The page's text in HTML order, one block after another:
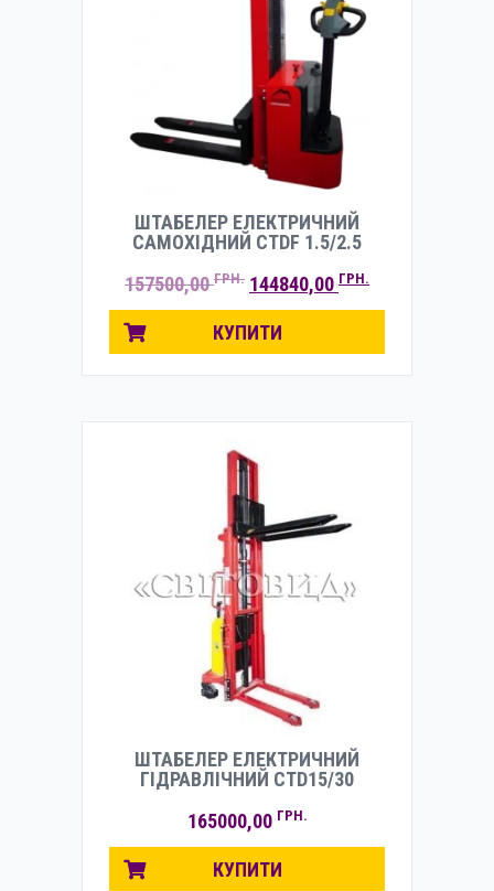
ШТАБЕЛЕР ЕЛЕКТРИЧНИЙ
САМОХІДНИЙ CTDF 1.5/2.5
157500,00ГРН. ОРИГІНАЛЬНА
157500,00 ГРН..
144840,00 ГРН.
КУПИТИ
ШТАБЕЛЕР ЕЛЕКТРИЧНИЙ
ГІДРАВЛІЧНИЙ CTD15/30
165000,00 ГРН.
КУПИТИ